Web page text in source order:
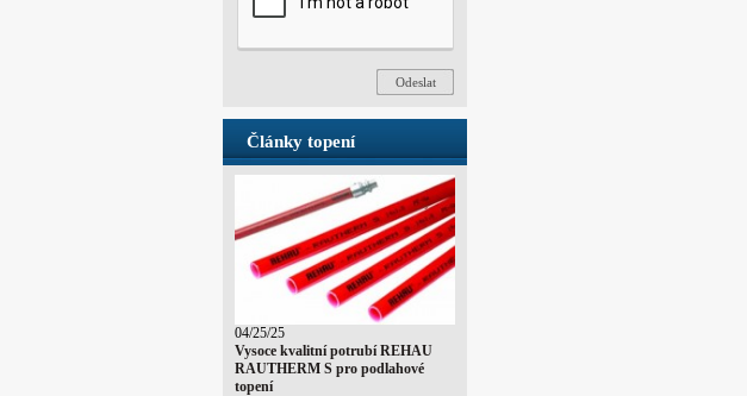
Články topení
04/25/25
Vysoce kvalitní potrubí REHAU
RAUTHERM S pro podlahové
topení